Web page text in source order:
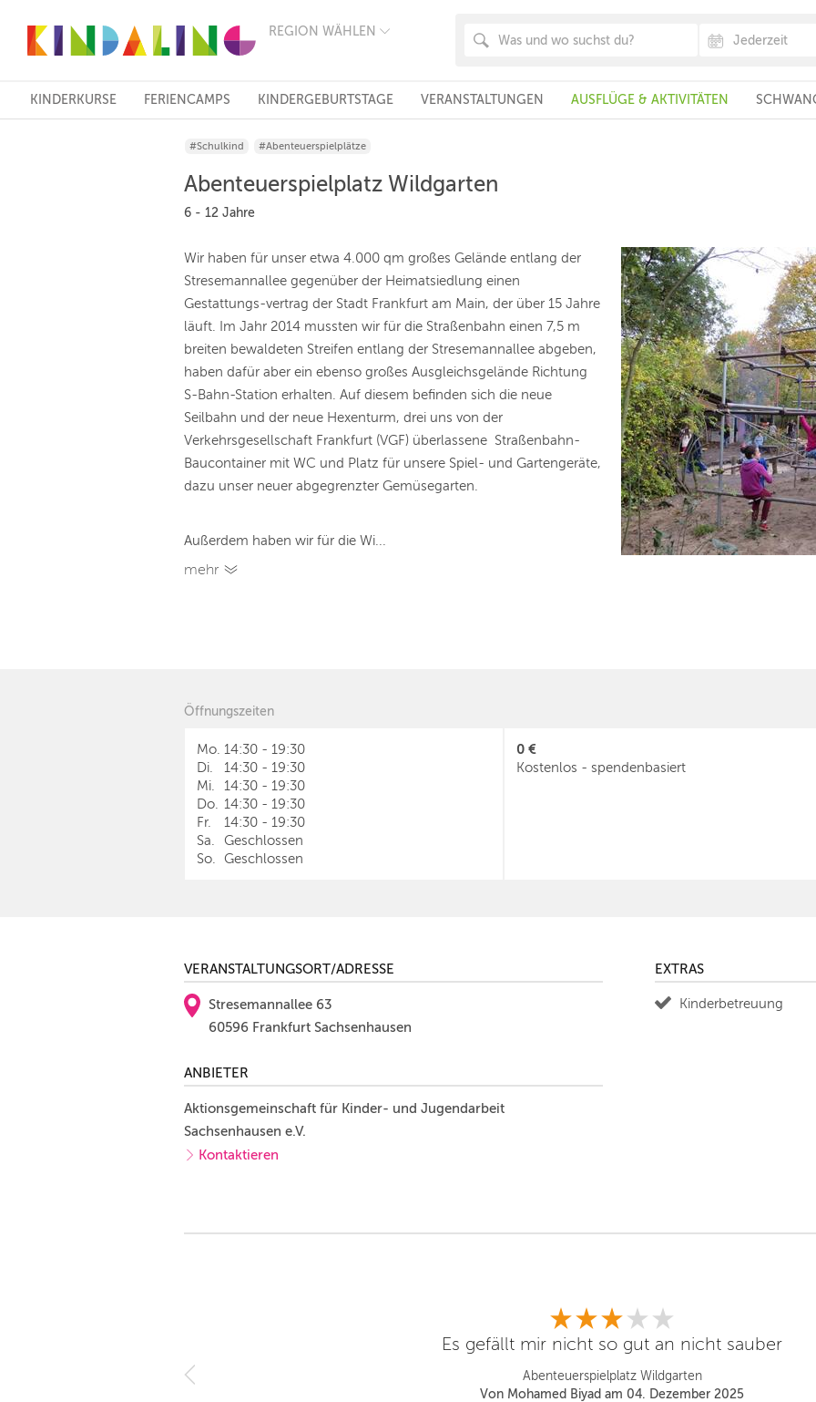
REGION WÄHLEN
FRANKFURT
KÖLN
STUTTGART
ESSEN
HANNOVER
WIEN
ZÜRICH
ANDERE
REGIONEN
KINDERKURSE FERIENCAMPS KINDERGEBURTSTAGE VERANSTALTUNGEN AUSFLÜGE & AKTIVITÄTEN
#Schulkind #Abenteuerspielplätze
Abenteuerspielplatz Wildgarten
6 - 12 Jahre
Wir haben für unser etwa 4.000 qm großes Gelände entlang der
Stresemannallee gegenüber der Heimatsiedlung einen
Gestattungs-vertrag der Stadt Frankfurt am Main, der über 15 Jahre
läuft. Im Jahr 2014 mussten wir für die Straßenbahn einen 7,5 m
breiten bewaldeten Streifen entlang der Stresemannallee abgeben,
haben dafür aber ein ebenso großes Ausgleichsgelände Richtung
S-Bahn-Station erhalten. Auf diesem befinden sich die neue
Seilbahn und der neue Hexenturm, drei uns von der
Verkehrsgesellschaft Frankfurt (VGF) überlassene Straßenbahn-
Baucontainer mit WC und Platz für unsere Spiel- und Gartengeräte,
dazu unser neuer abgegrenzter Gemüsegarten.
Außerdem haben wir für die Wi...
mehr
Öffnungszeiten
Mo. 14:30 - 19:30
Di.
14:30 - 19:30
Mi.
14:30 - 19:30
Do.
14:30 - 19:30
Fr.
14:30 - 19:30
Sa.
Geschlossen
So.
Geschlossen
0 €
Kostenlos - spendenbasiert
EXTRAS
Kinderbetreuung
VERANSTALTUNGSORT/ADRESSE
Stresemannallee 63
60596 Frankfurt Sachsenhausen
ANBIETER
Aktionsgemeinschaft für Kinder- und Jugendarbeit
Sachsenhausen e.V.
Kontaktieren
Es gefällt mir nicht so gut an nicht sauber
Abenteuerspielplatz Wildgarten
Von Mohamed Biyad am 04. Dezember 2025